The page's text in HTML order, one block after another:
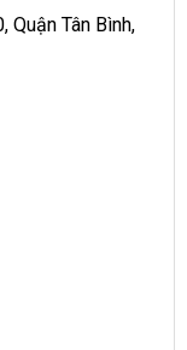
Tân Bình,